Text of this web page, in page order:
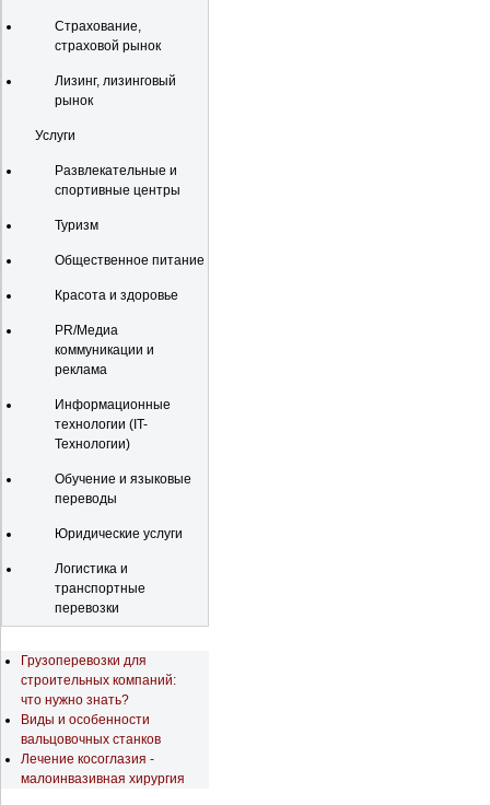
Страхование,
страховой рынок
Лизинг, лизинговый
рынок
Услуги
Развлекательные и
спортивные центры
Туризм
Общественное питание
Красота и здоровье
PR/Медиа
коммуникации и
реклама
Информационные
технологии (IT-
Технологии)
Обучение и языковые
переводы
Юридические услуги
Логистика и
транспортные
перевозки
Грузоперевозки для
строительных компаний:
что нужно знать?
Виды и особенности
вальцовочных станков
Лечение косоглазия -
малоинвазивная хирургия